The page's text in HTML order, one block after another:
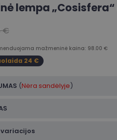
lempa „Cosisfera“
€
mažmeninė kaina: 98.00 €
24 €
(Nėra sandėlyje)